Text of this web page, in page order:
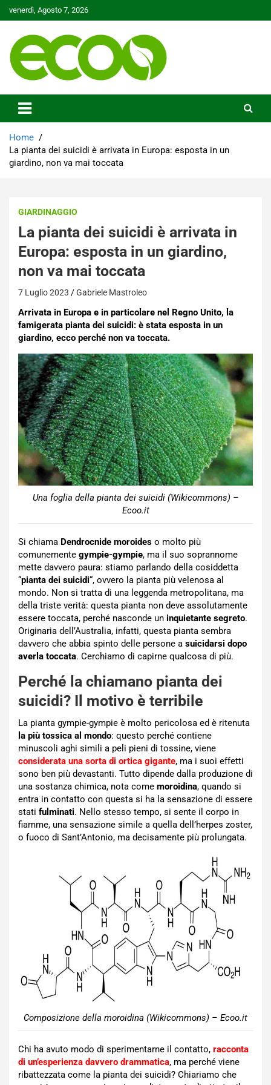
to
venerdì, Agosto 7, 2026
Ecoo.it
Home
La pianta dei suicidi è arrivata in Europa: esposta in un
giardino, non va mai toccata
GIARDINAGGIO
La pianta dei suicidi è arrivata in
Europa: esposta in un giardino,
non va mai toccata
7 Luglio 2023 Gabriele Mastroleo
Arrivata in Europa e in particolare nel Regno Unito, la
famigerata pianta dei suicidi: è stata esposta in un
giardino, ecco perché non va toccata.
Una foglia della pianta dei suicidi (Wikicommons) –
Ecoo.it
Si chiama Dendrocnide moroides o molto più
comunemente gympie-gympie, ma il suo soprannome
mette davvero paura: stiamo parlando della cosiddetta
“pianta dei suicidi“, ovvero la pianta più velenosa al
mondo. Non si tratta di una leggenda metropolitana, ma
della triste verità: questa pianta non deve assolutamente
essere toccata, perché nasconde un inquietante segreto.
Originaria dell’Australia, infatti, questa pianta sembra
davvero che abbia spinto delle persone a suicidarsi dopo
averla toccata. Cerchiamo di capirne qualcosa di più.
Perché la chiamano pianta dei
suicidi? Il motivo è terribile
La pianta gympie-gympie è molto pericolosa ed è ritenuta
la più tossica al mondo: questo perché contiene
minuscoli aghi simili a peli pieni di tossine, viene
considerata una sorta di ortica gigante, ma i suoi effetti
sono ben più devastanti. Tutto dipende dalla produzione di
una sostanza chimica, nota come moroidina, quando si
entra in contatto con questa si ha la sensazione di essere
stati fulminati. Nello stesso tempo, si sente il corpo in
fiamme, una sensazione simile a quella dell’herpes zoster,
o fuoco di Sant’Antonio, ma decisamente più prolungata.
Composizione della moroidina (Wikicommons) – Ecoo.it
Chi ha avuto modo di sperimentarne il contatto, racconta
di un’esperienza davvero drammatica, ma perché viene
ribattezzata come la pianta dei suicidi? Chiariamo che